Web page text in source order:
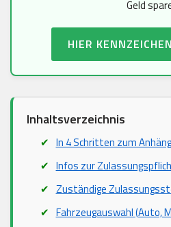
Geld
HIER
Inhaltsverzeichnis
In 4 Schritten zum
Infos zur
Zuständige
Fahrzeugauswahl (Auto,